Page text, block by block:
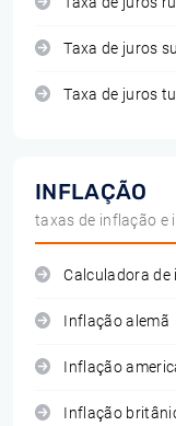
Taxa de juros
Taxa de juros
INFLAÇÃO
taxas de inflação e
Calculadora de
Inflação alemã
Inflação
Inflação